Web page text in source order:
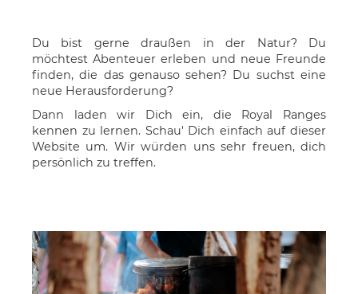
Du bist gerne draußen in der Natur? Du
möchtest Abenteuer erleben und neue Freunde
finden, die das genauso sehen? Du suchst eine
neue Herausforderung?
Dann laden wir Dich ein, die Royal Ranges
kennen zu lernen. Schau' Dich einfach auf dieser
Website um. Wir würden uns sehr freuen, dich
persönlich zu treffen.